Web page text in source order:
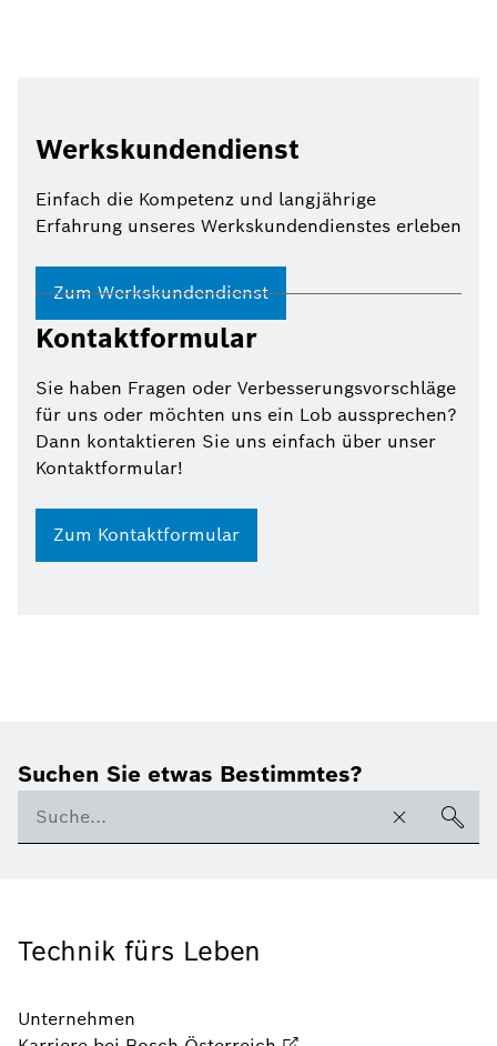
Werkskundendienst
Einfach die Kompetenz und langjährige
Erfahrung unseres Werkskundendienstes erleben
Zum Werkskundendienst
Kontaktformular
Sie haben Fragen oder Verbesserungsvorschläge
für uns oder möchten uns ein Lob aussprechen?
Dann kontaktieren Sie uns einfach über unser
Kontaktformular!
Zum Kontaktformular
Suchen Sie etwas Bestimmtes?
Technik fürs Leben
Unternehmen